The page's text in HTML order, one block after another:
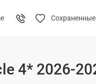
Сохраненные